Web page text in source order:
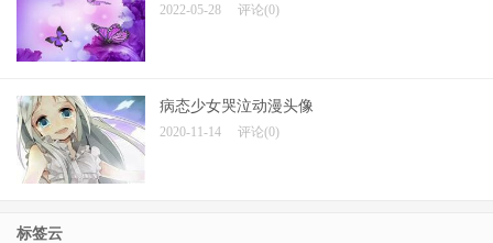
2022-05-28 评论(0)
病态少女哭泣动漫头像
2020-11-14 评论(0)
标签云